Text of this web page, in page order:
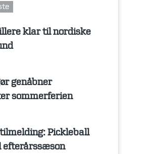
klar til nordiske
genåbner
sommerferien
Pickleball
efterårssæson